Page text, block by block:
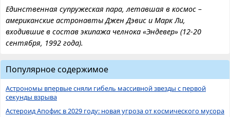
Единственная супружеская пара, летавшая в космос –
американские астронавты Джен Дэвис и Марк Ли,
входившие в состав экипажа челнока «Эндевер» (12-20
сентября, 1992 года).
Популярное содержимое
Астрономы впервые сняли гибель массивной звезды с первой
секунды взрыва
Астероид Апофис в 2029 году: новая угроза от космического мусора